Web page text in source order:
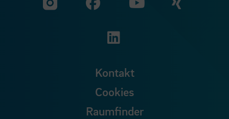
Zu unserer
Kontakt
Cookies
Raumfinder